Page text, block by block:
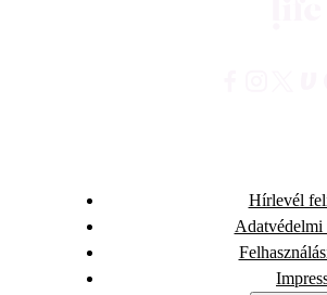
Hírlevél
Adatvédelmi